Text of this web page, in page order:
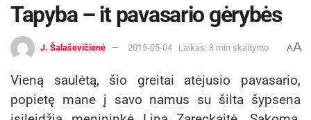
Tapyba – it pavasario gėrybės
J. Šalaševičienė 2015-05-04 Laikas: 3 min skaitymo AA
Vieną saulėtą, šio greitai atėjusio pavasario,
popietę mane į savo namus su šilta šypsena